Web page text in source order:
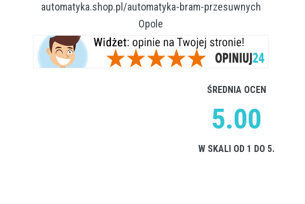
automatyka.shop.pl/automatyka-bram-przesuwnych
Opole
ŚREDNIA OCEN
5.00
W SKALI OD 1 DO 5.